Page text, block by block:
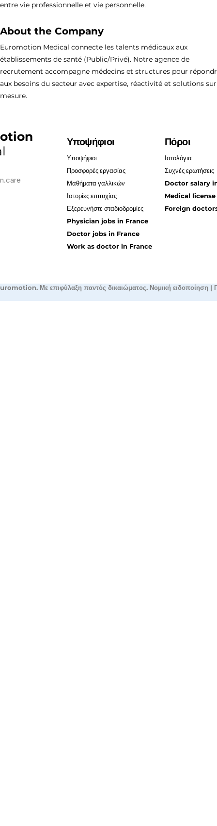
entre vie professionnelle et vie personnelle.
About the Company
Euromotion Medical connecte les talents médicaux aux
établissements de santé (Public/Privé). Notre agence de
recrutement accompagne médecins et structures pour
aux besoins du secteur avec expertise, réactivité et solutions sur
mesure.
Υποψήφιοι
Υποψήφιοι
Προσφορές εργασίας
Μαθήματα γαλλικών
Ιστορίες επιτυχίας
Εξερευνήστε σταδιοδρομίες
Physician jobs in France
Doctor jobs in France
Work as doctor in France
Πόροι
Ιστολόγια
Συχνές ερωτήσεις
Doctor salary
Medical
Foreign
Με επιφύλαξη παντός δικαιώματος. Νομική ειδοποίηση |